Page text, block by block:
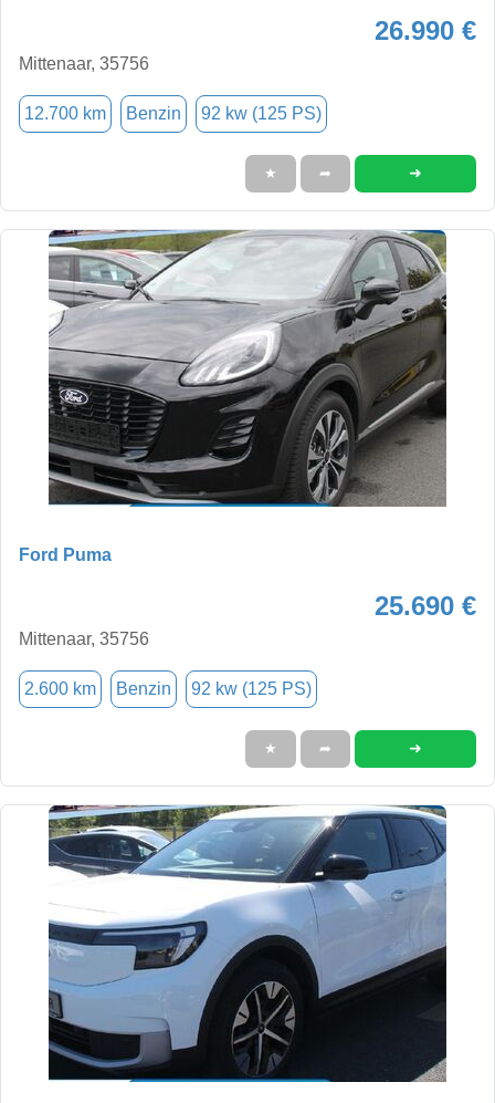
26.990 €
Mittenaar, 35756
12.700 km Benzin 92 kw (125 PS)
★ ➦ ➜
Ford Puma
25.690 €
Mittenaar, 35756
2.600 km Benzin 92 kw (125 PS)
★ ➦ ➜